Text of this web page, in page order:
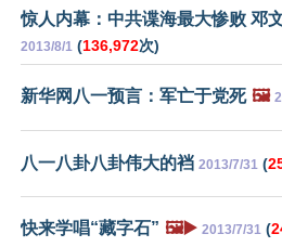
惊人内幕：中共谍海最大惨败 邓
2013/8/1 (136,972次)
新华网八一预言：军亡于党死 🖼️
八一八卦八卦伟大的裆 2013/7/31 (
快来学唱“藏字石” 🖼️▶️ 2013/7/31 (